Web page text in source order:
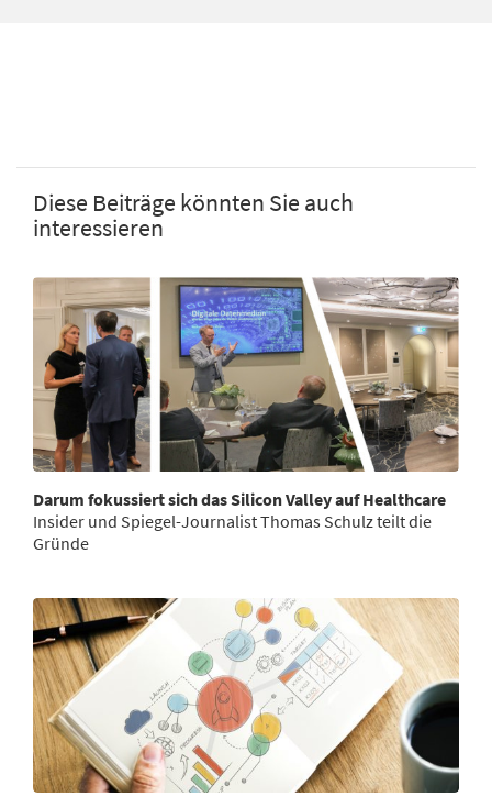
Diese Beiträge könnten Sie auch
interessieren
Darum fokussiert sich das Silicon Valley auf Healthcare
Insider und Spiegel-Journalist Thomas Schulz teilt die
Gründe